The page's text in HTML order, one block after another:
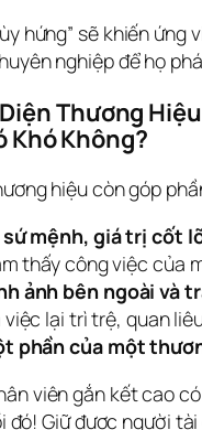
hứng” sẽ khiến
nghiệp để họ
Diện Thương
Khó Không?
hiệu còn góp
mệnh, giá trị cốt
thấy công việc của
ảnh bên ngoài và
lại trì trệ, quan
phần của một
viên gắn kết cao
Giữ được người